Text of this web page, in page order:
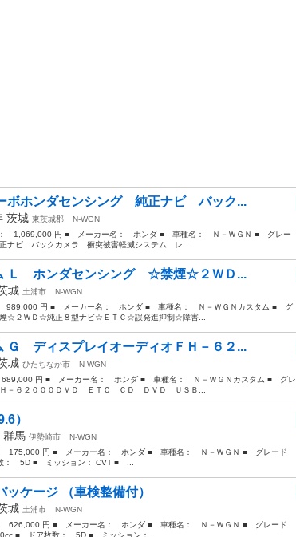
ボホンダセンシング 純正ナビ バック...
茨城 東茨城郡
N-WGN
1,069,000 円 ■ メーカー名： ホンダ ■ 車種名： Ｎ－ＷＧＮ ■ グレー
ナビ バックカメラ 衝突被害軽減システム レ...
Ｌ ホンダセンシング ☆禁煙☆２ＷＤ...
城 土浦市
N-WGN
989,000 円 ■ メーカー名： ホンダ ■ 車種名： Ｎ－ＷＧＮカスタム ■ グ
２ＷＤ☆純正８型ナビ☆ＥＴＣ☆誤発進抑制☆障害...
Ｇ ディスプレイオーディオＦＨ－６２...
城 ひたちなか市
N-WGN
円 ■ メーカー名： ホンダ ■ 車種名： Ｎ－ＷＧＮカスタム ■ グレ
－６２０００ＤＶＤ ＥＴＣ ＣＤ ＤＶＤ ＵＳＢ...
）
群馬 伊勢崎市
N-WGN
175,000 円 ■ メーカー名： ホンダ ■ 車種名： Ｎ－ＷＧＮ ■ グレード
5D ■ ミッション： CVT ■ ...
ケージ （車検整備付）
城 土浦市
N-WGN
626,000 円 ■ メーカー名： ホンダ ■ 車種名： Ｎ－ＷＧＮ ■ グレード
■ ドア枚数： 5D ■ ミッション：...